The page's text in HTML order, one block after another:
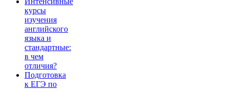
курсы
изучения
английского
языка и
стандартные:
в чем
отличия?
Подготовка
к ЕГЭ по